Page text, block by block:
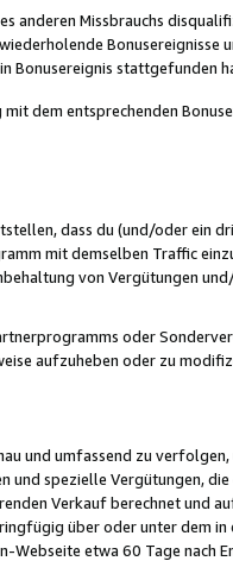
anderen Missbrauchs
Bonusereignisse
Bonusereignis stattgefunden
dem entsprechenden
dass du (und/oder ein
mit demselben Traffic
von Vergütungen
oder
aufzuheben oder zu
und umfassend zu
und spezielle Vergütungen,
Verkauf berechnet und
über oder unter dem
etwa 60 Tage nach